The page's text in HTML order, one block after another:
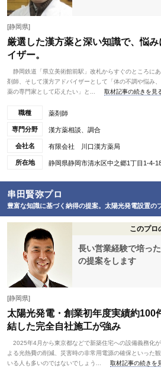
[静岡県]
厳選した漢方薬と深い知識で、悩
イザー。
静岡鉄道「県立美術館前駅」改札からすぐのところに
剤師、そして漢方アドバイザーとして「体の不調や悩み
薬の専門家として応えたい」と...
取材記事の続きを見
職種 薬剤師
専門分野 漢方薬相談、調合
会社名 有限会社 川口漢方薬局
所在地 静岡県静岡市清水区中之郷1丁目1-4-
串田賢弥プロ
豊富な知識に基づく納得の提案。太陽光発電設置の
このプロ
長い営業経験で培っ
の提案をします
[静岡県]
太陽光発電・創業初年度実績約100
結した完全自社施工が強み
2025年4月から東京都などで新築住宅への設備義務化
よる光熱費の削減、災害時の非常用電源の確保といった
いる人も多いのではないでしょう...
取材記事の続きを